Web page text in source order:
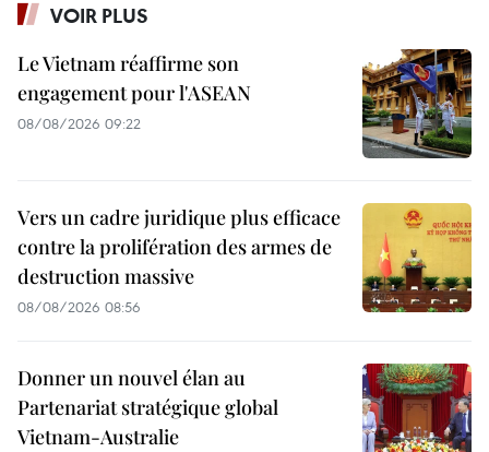
VOIR PLUS
Le Vietnam réaffirme son
engagement pour l'ASEAN
08/08/2026 09:22
Vers un cadre juridique plus efficace
contre la prolifération des armes de
destruction massive
08/08/2026 08:56
Donner un nouvel élan au
Partenariat stratégique global
Vietnam-Australie